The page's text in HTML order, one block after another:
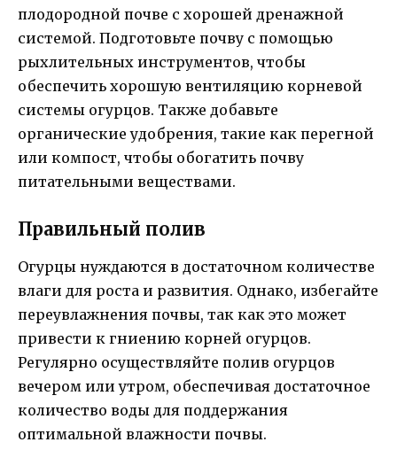
плодородной почве с хорошей дренажной
системой. Подготовьте почву с помощью
рыхлительных инструментов, чтобы
обеспечить хорошую вентиляцию корневой
системы огурцов. Также добавьте
органические удобрения, такие как перегной
или компост, чтобы обогатить почву
питательными веществами.
Правильный полив
Огурцы нуждаются в достаточном количестве
влаги для роста и развития. Однако, избегайте
переувлажнения почвы, так как это может
привести к гниению корней огурцов.
Регулярно осуществляйте полив огурцов
вечером или утром, обеспечивая достаточное
количество воды для поддержания
оптимальной влажности почвы.